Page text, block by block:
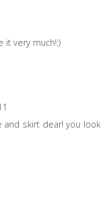
it very much!:)
and skirt dear! you look